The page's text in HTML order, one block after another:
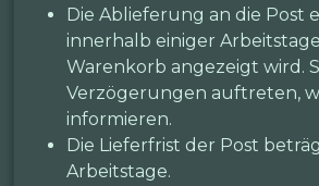
Die Ablieferung an die Post
innerhalb einiger
Warenkorb angezeigt wird.
Verzögerungen auftreten,
informieren.
Die Lieferfrist der Post
Arbeitstage.